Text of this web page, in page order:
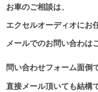
お車のご相談は、
エクセルオーディオにお
メールでのお問い合わは
問い合わせフォーム面
直接メール頂いても結